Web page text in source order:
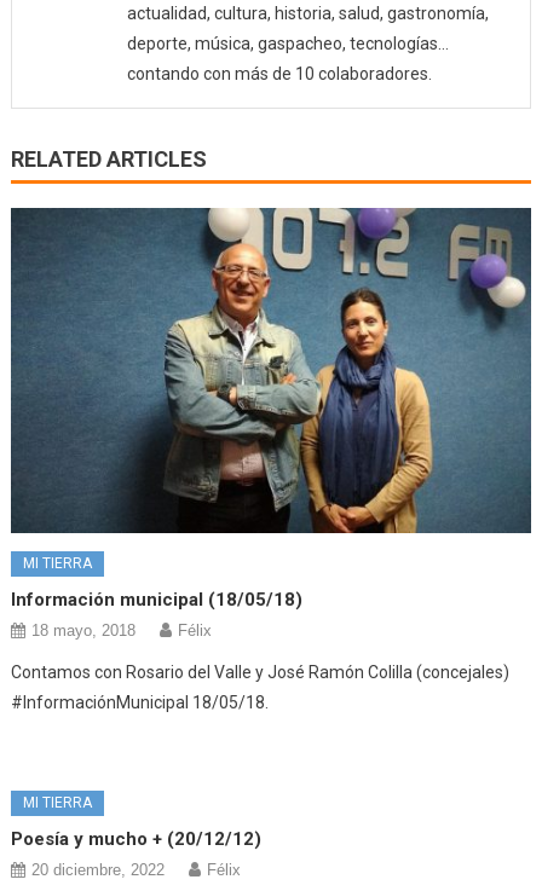
actualidad, cultura, historia, salud, gastronomía,
deporte, música, gaspacheo, tecnologías…
contando con más de 10 colaboradores.
RELATED ARTICLES
MI TIERRA
Información municipal (18/05/18)
18 mayo, 2018 Félix
Contamos con Rosario del Valle y José Ramón Colilla (concejales)
#InformaciónMunicipal 18/05/18.
MI TIERRA
Poesía y mucho + (20/12/12)
20 diciembre, 2022 Félix